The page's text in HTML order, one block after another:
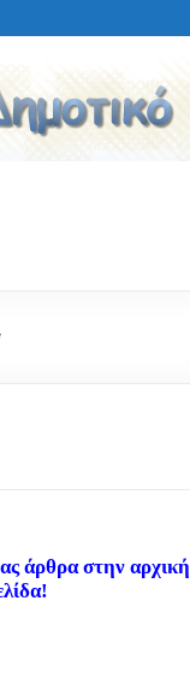
άρθρα στην αρχική